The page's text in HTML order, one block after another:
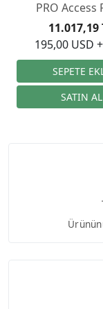
PRO Access
195,00 USD
11.017,19